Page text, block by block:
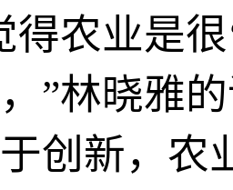
得农业是
”林晓雅
创新，农